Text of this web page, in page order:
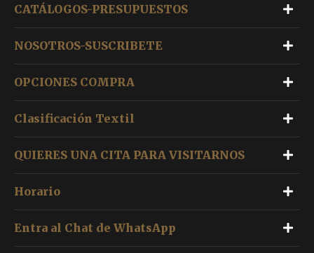
CATÁLOGOS-PRESUPUESTOS
NOSOTROS-SUSCRIBETE
OPCIONES COMPRA
Clasificación Textil
QUIERES UNA CITA PARA VISITARNOS
Horario
Entra al Chat de WhatsApp